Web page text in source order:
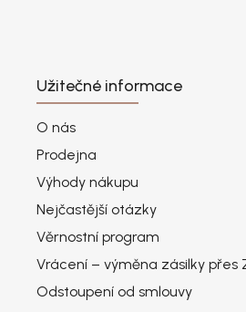
Užitečné informace
O nás
Prodejna
Výhody nákupu
Nejčastější otázky
Věrnostní program
Vrácení – výměna zásilky přes
Odstoupení od smlouvy